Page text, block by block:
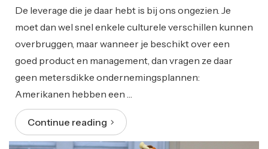
De leverage die je daar hebt is bij ons ongezien. Je
moet dan wel snel enkele culturele verschillen kunnen
overbruggen, maar wanneer je beschikt over een
goed product en management, dan vragen ze daar
geen metersdikke ondernemingsplannen:
Amerikanen hebben een …
Continue reading